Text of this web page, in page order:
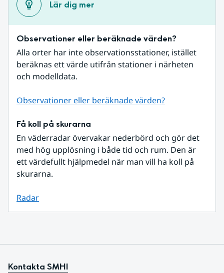
Lär dig mer
Observationer eller beräknade värden?
Alla orter har inte observationsstationer, istället
beräknas ett värde utifrån stationer i närheten
och modelldata.
Observationer eller beräknade värden?
Få koll på skurarna
En väderradar övervakar nederbörd och gör det
med hög upplösning i både tid och rum. Den är
ett värdefullt hjälpmedel när man vill ha koll på
skurarna.
Radar
Kontakta SMHI